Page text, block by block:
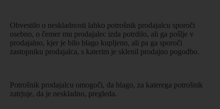
Obvestilo o neskladnosti lahko potrošnik prodajalcu sporoči
osebno, o čemer mu prodajalec izda potrdilo, ali ga pošlje v
prodajalno, kjer je bilo blago kupljeno, ali pa ga sporoči
zastopniku prodajalca, s katerim je sklenil prodajno pogodbo.
Potrošnik prodajalcu omogoči, da blago, za katerega potrošnik
zatrjuje, da je neskladno, pregleda.